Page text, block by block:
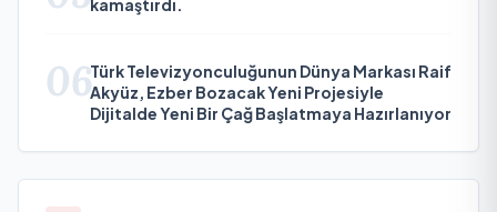
kamaştırdı.
06Türk Televizyonculuğunun Dünya Markası Raif
Akyüz, Ezber Bozacak Yeni Projesiyle
Dijitalde Yeni Bir Çağ Başlatmaya Hazırlanıyor